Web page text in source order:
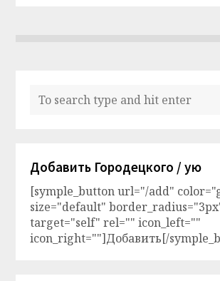
Добавить Городецкого / ую
[symple_button url="/add"
size="default"
target="self" rel="" icon_left=""
icon_right=""]Добавить[/